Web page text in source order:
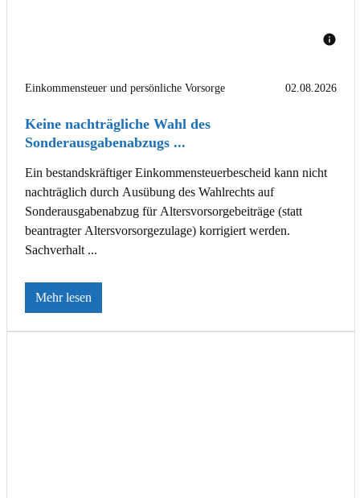
Einkommensteuer und persönliche Vorsorge 02.08.2026
Keine nachträgliche Wahl des
Sonderausgabenabzugs ...
Ein bestandskräftiger Einkommensteuerbescheid kann nicht
nachträglich durch Ausübung des Wahlrechts auf
Sonderausgabenabzug für Altersvorsorgebeiträge (statt
beantragter Altersvorsorgezulage) korrigiert werden.
Sachverhalt ...
Mehr lesen